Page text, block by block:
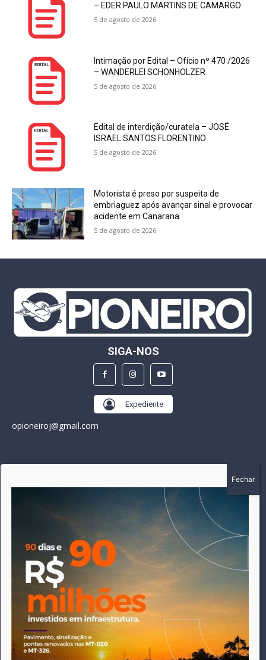
– EDER PAULO MARTINS DE CAMARGO
5 de agosto de 2026
Intimação por Edital – Ofício nº 470 /2026
– WANDERLEI SCHONHOLZER
5 de agosto de 2026
Edital de interdição/curatela – JOSÉ
ISRAEL SANTOS FLORENTINO
5 de agosto de 2026
Motorista é preso por suspeita de
embriaguez após avançar sinal e provocar
acidente em Canarana
5 de agosto de 2026
SIGA-NOS
Expediente
opioneiroj@gmail.com
A história do Pioneiro inicia em fevereiro de 2005 em
Canarana - MT, na época, como um jornal impresso semanal,
que chegou a possuir mil assinantes. Durante 15 anos, foram
publicadas 691 edições que narraram os acontecimentos
políticos, policiais e cotidianos de Canarana e região. Fiel a sua
origem, pautado sempre pela busca incessante da
imparcialidade, faz jus a sua logo, com o característico "avião
da praça" de Canarana, sendo o símbolo do
comprometimento deste veículo de comunicação com o
relato dos fatos neste município. Em 06 de dezembro de 2019
circulou a última edição impressa do jornal, que desde então
tem veiculação exclusivamente online.